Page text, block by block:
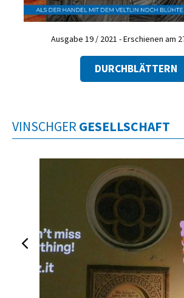
Ausgabe 19 / 2021 - Erschienen am
DURCHBLÄTTERN
VINSCHGER GESELLSCHAFT